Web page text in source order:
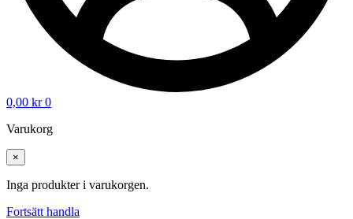
0,00 kr 0
Varukorg
×
Inga produkter i varukorgen.
Fortsätt handla